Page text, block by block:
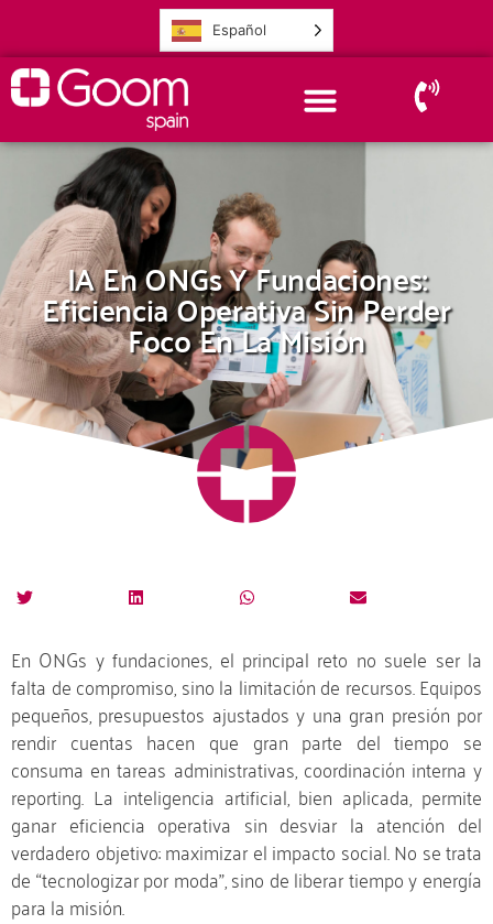
Español
IA En ONGs Y Fundaciones:
Eficiencia Operativa Sin Perder
Foco En La Misión
En ONGs y fundaciones, el principal reto no suele ser la
falta de compromiso, sino la limitación de recursos. Equipos
pequeños, presupuestos ajustados y una gran presión por
rendir cuentas hacen que gran parte del tiempo se
consuma en tareas administrativas, coordinación interna y
reporting. La inteligencia artificial, bien aplicada, permite
ganar eficiencia operativa sin desviar la atención del
verdadero objetivo: maximizar el impacto social. No se trata
de “tecnologizar por moda”, sino de liberar tiempo y energía
para la misión.